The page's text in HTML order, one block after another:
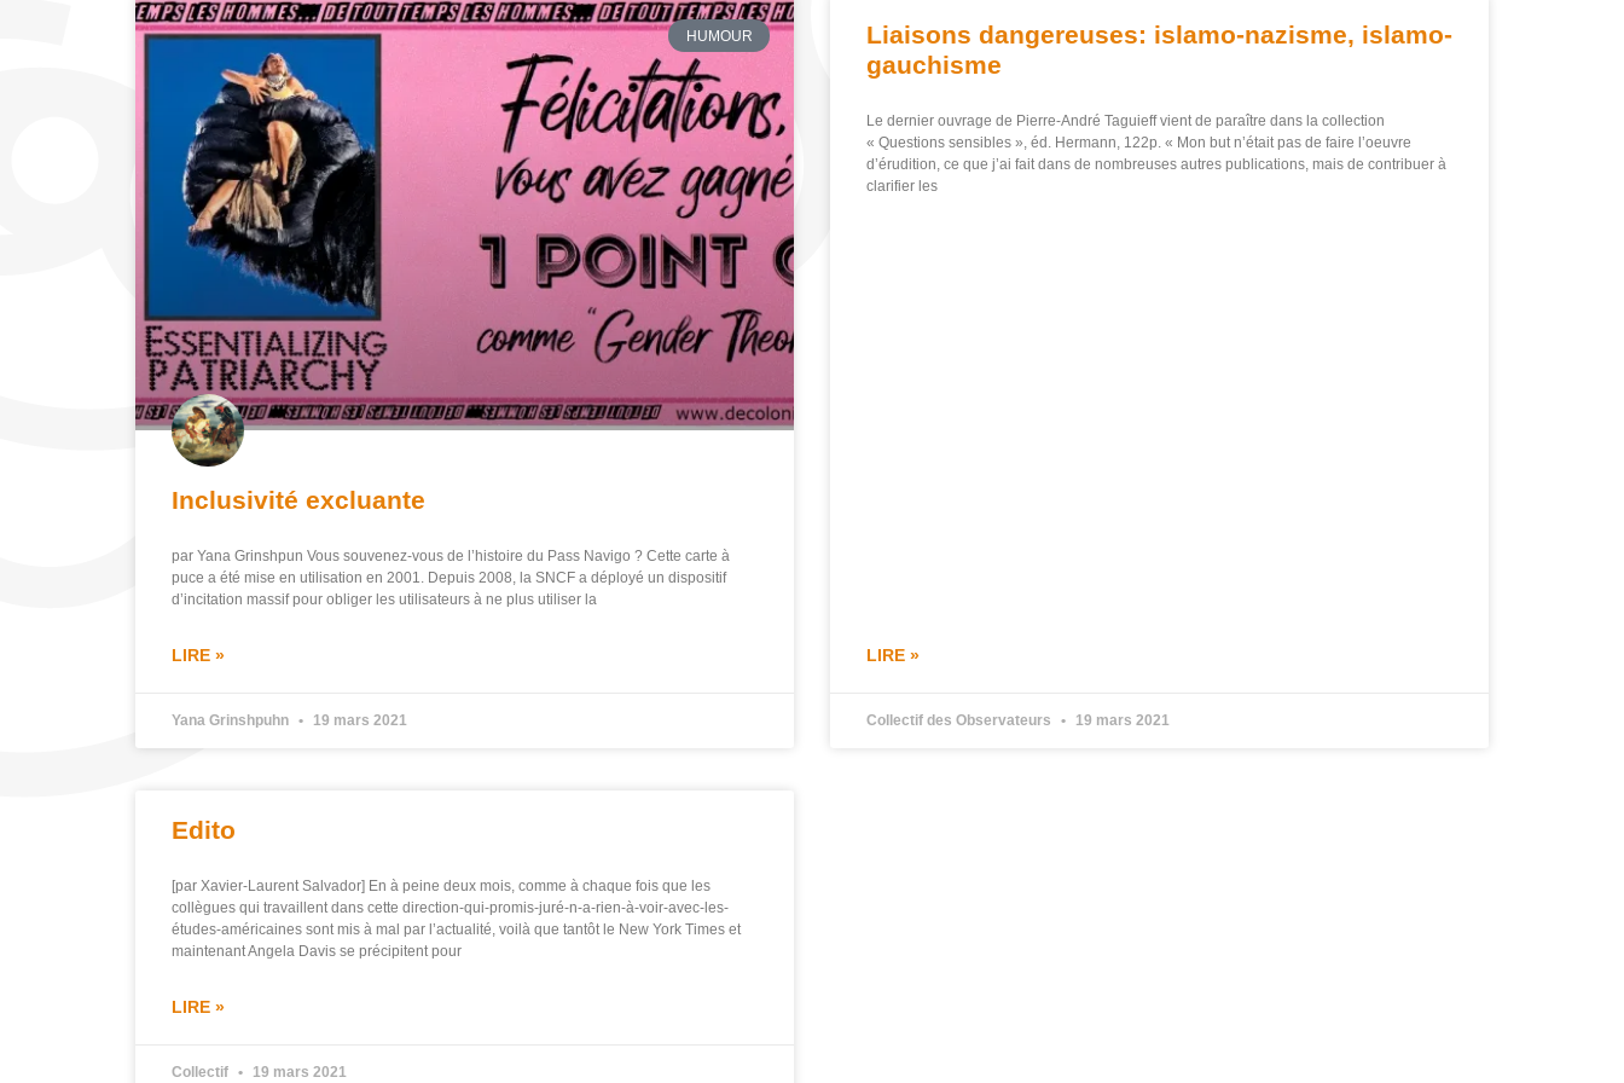
HUMOUR
Inclusivité excluante
par Yana Grinshpun Vous souvenez-vous de l’histoire du Pass Navigo ? Cette carte à
puce a été mise en utilisation en 2001. Depuis 2008, la SNCF a déployé un dispositif
d’incitation massif pour obliger les utilisateurs à ne plus utiliser la
LIRE »
Yana Grinshpuhn 19 mars 2021
Liaisons dangereuses: islamo-nazisme, islamo-
gauchisme
Le dernier ouvrage de Pierre-André Taguieff vient de paraître dans la collection
« Questions sensibles », éd. Hermann, 122p. « Mon but n’était pas de faire l’oeuvre
d’érudition, ce que j’ai fait dans de nombreuses autres publications, mais de contribuer à
clarifier les
LIRE »
Collectif des Observateurs 19 mars 2021
Edito
[par Xavier-Laurent Salvador] En à peine deux mois, comme à chaque fois que les
collègues qui travaillent dans cette direction-qui-promis-juré-n-a-rien-à-voir-avec-les-
études-américaines sont mis à mal par l’actualité, voilà que tantôt le New York Times et
maintenant Angela Davis se précipitent pour
LIRE »
Collectif 19 mars 2021